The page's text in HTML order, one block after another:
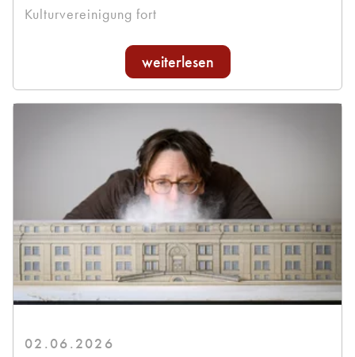
Kulturvereinigung fort
weiterlesen
02.06.2026